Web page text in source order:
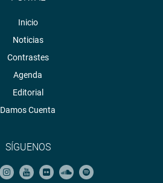
Inicio
Noticias
Contrastes
Agenda
Editorial
Damos Cuenta
SÍGUENOS